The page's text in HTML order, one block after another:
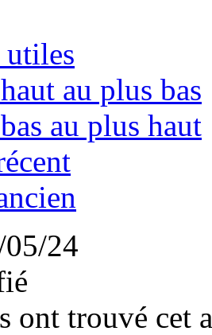
utiles
au plus bas
au plus haut
05/24
ont trouvé cet